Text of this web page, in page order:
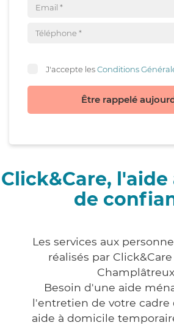
J'accepte lesConditions
Être rappelé
Click&Care,
de
Les services aux
réalisés par
Besoin d'une aide
l'entretien de votre cadre
aide à domicile